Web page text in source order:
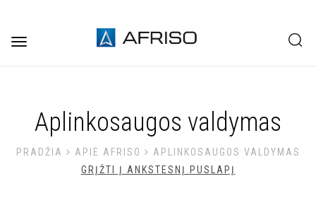
Toggle
Aplinkosaugos valdymas
PRADŽIA APIE AFRISO
APLINKOSAUGOS VALDYMAS
GRĮŽTI Į ANKSTESNĮ PUSLAPĮ